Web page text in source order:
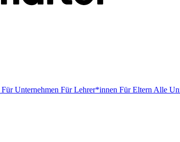
Für Unternehmen Für Lehrer*innen Für Eltern Alle